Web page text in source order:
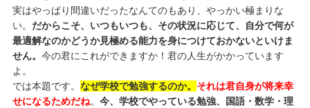
実はやっぱり間違いだったなんてのもあり、やっかい極まりな
い。 だからこそ、いつもいつも、その状況に応じて、自分で何が
最適解なのかどうか見極める能力を身につけておかないといけま
せん。 今の君にこれができますか！君の人生がかかっています
よ。
では本題です。 なぜ学校で勉強するのか。 それは君自身が将来幸
せになるためだね。 今、学校でやっている勉強、国語・数学・理